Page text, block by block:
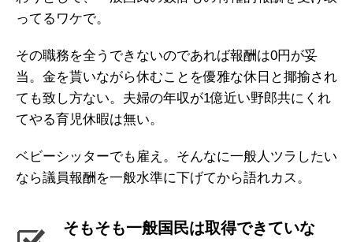
ってるワケで。
その職務を全うできないのであれば報酬は0円が妥
当。金を貰いながら休むことを優雅な休日と揶揄され
ても致し方ない。夫婦の年収が1億近い野郎共にくれ
てやる育児休暇は無い。
ベビーシッターでも雇え。そんなに一般人ツラしたい
なら議員報酬を一般水準に下げてから語れカス。
そもそも一般国民は取得できていな